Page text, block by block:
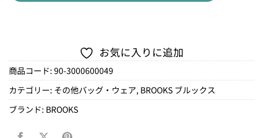
お気に入りに追加
商品コード: 90-3000600049
カテゴリー: その他バッグ・ウェア, BROOKS ブルックス
ブランド: BROOKS